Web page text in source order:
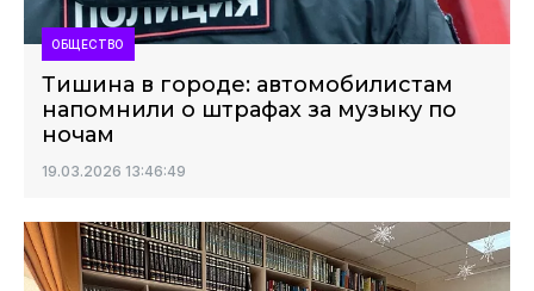
ОБЩЕСТВО
Тишина в городе: автомобилистам
напомнили о штрафах за музыку по
ночам
19.03.2026 13:46:49